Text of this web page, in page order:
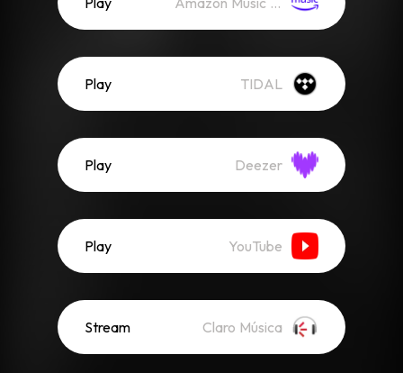
Play TIDAL
Play Deezer
Play YouTube
Stream Claro Música